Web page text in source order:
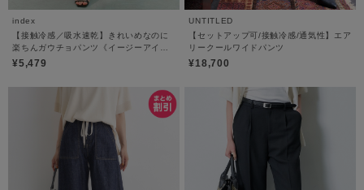
index
【接触冷感／吸水速乾】きれいめなのに
楽ちんガウチョパンツ《イージーアイロ
ン／防シワ／洗濯機OK》
¥5,479
UNTITLED
【セットアップ可/接触冷感/通気性】エア
リークールワイドパンツ
¥18,700